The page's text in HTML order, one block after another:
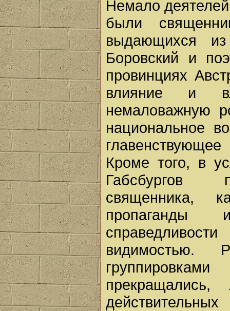
Немало
были
выдающихся
Боровский и
провинциях
влияние и
немаловажную
национальное
Кроме того, в
Габсбургов
священника,
пропаганды
видимостью.
действительных